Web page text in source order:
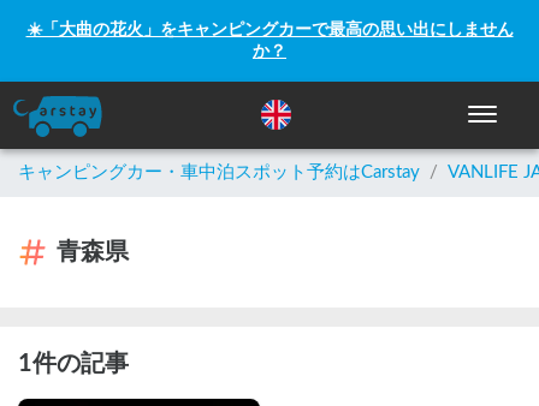
☀️「大曲の花火」をキャンピングカーで最高の思い出にしません
か？
ナビゲ
キャンピングカー・車中泊スポット予約はCarstay / VANLIFE
青森県
1件の記事